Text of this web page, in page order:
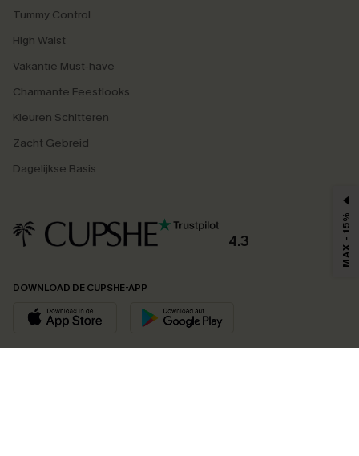
Tummy Control
High Waist
Vakantie Must-have
Charmante Feestlooks
Kleuren Schitteren
Zacht Gebreid
Dagelijkse Basis
4.3
DOWNLOAD DE CUPSHE-APP
MAX - 15%